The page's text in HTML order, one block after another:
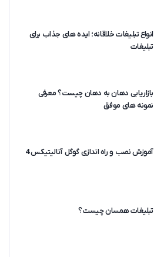
انواع تبلیغات خلاقانه؛ ایده های جذاب برای
تبلیغات
بازاریابی دهان به دهان چیست؟ معرفی
نمونه های موفق
آموزش نصب و راه اندازی گوگل آنالیتیکس 4
تبلیغات همسان چیست؟